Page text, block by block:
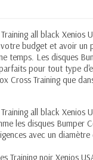
all black Xenios
budget et avoir un
temps. Les disques
pour tout type
Cross Training que
all black Xenios
les disques Bumper
avec un
Training noir Xenios